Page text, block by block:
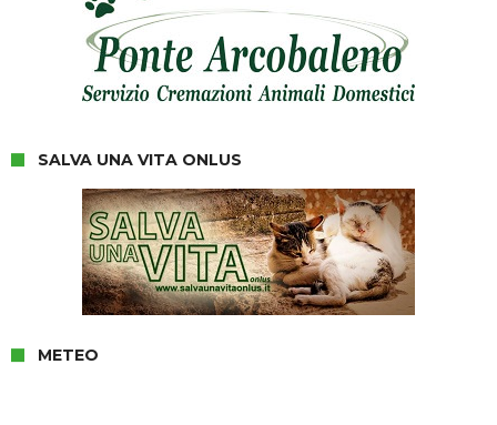
SALVA UNA VITA ONLUS
METEO